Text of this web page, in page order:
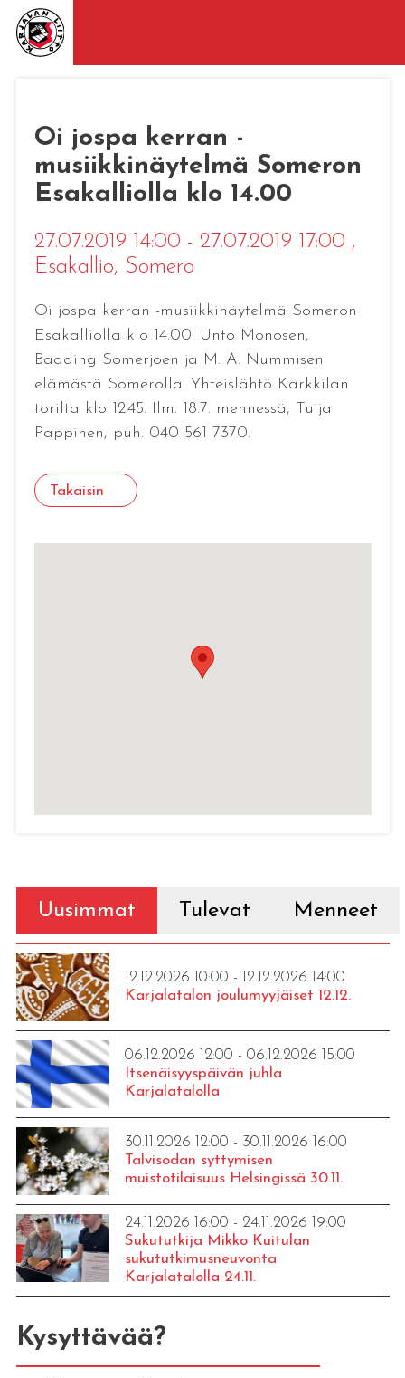
Oi jospa kerran -
musiikkinäytelmä Someron
Esakalliolla klo 14.00
27.07.2019 14:00 - 27.07.2019 17:00 ,
Esakallio, Somero
Oi jospa kerran -musiikkinäytelmä Someron
Esakalliolla klo 14.00. Unto Monosen,
Badding Somerjoen ja M. A. Nummisen
elämästä Somerolla. Yhteislähtö Karkkilan
torilta klo 12.45. Ilm. 18.7. mennessä, Tuija
Pappinen, puh. 040 561 7370.
Takaisin
Uusimmat Tulevat Menneet
12.12.2026 10:00 - 12.12.2026 14:00
Karjalatalon joulumyyjäiset 12.12.
06.12.2026 12:00 - 06.12.2026 15:00
Itsenäisyyspäivän juhla
Karjalatalolla
30.11.2026 12:00 - 30.11.2026 16:00
Talvisodan syttymisen
muistotilaisuus Helsingissä 30.11.
24.11.2026 16:00 - 24.11.2026 19:00
Sukututkija Mikko Kuitulan
sukututkimusneuvonta
Karjalatalolla 24.11.
Kysyttävää?